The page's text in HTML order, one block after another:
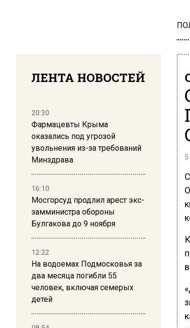
ЛЕНТА НОВОСТЕЙ
20:30
Фармацевты Крыма
оказались под угрозой
увольнения из-за требований
Минздрава
16:10
Мосгорсуд продлил арест экс-
замминистра обороны
Булгакова до 9 ноября
12:22
На водоемах Подмосковья за
два месяца погибли 55
человек, включая семерых
детей